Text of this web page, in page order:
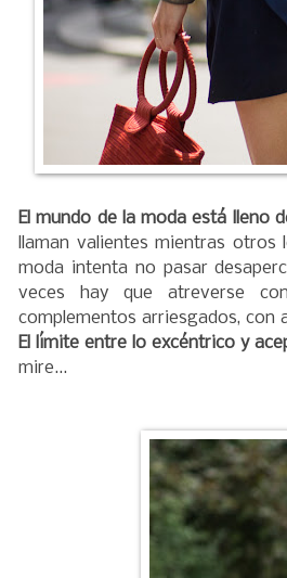
El mundo de la moda está lleno
llaman valientes mientras
moda intenta no pasar
veces hay que atreverse
complementos arriesgados, con
El límite entre lo excéntrico y
mire...